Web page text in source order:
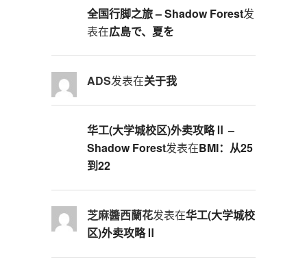
全国行脚之旅 – Shadow Forest发
表在広島で、夏を
ADS发表在关于我
华工(大学城校区)外卖攻略Ⅱ –
Shadow Forest发表在BMI：从25
到22
芝麻醬西蘭花发表在华工(大学城校
区)外卖攻略Ⅱ